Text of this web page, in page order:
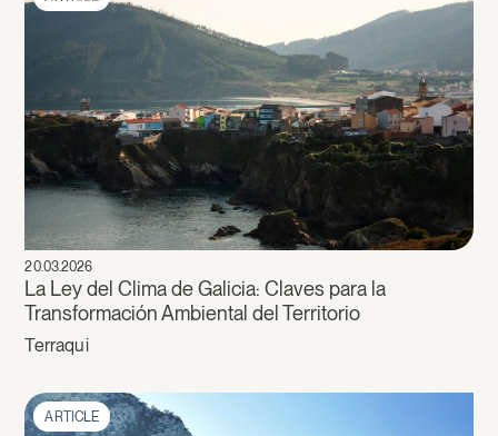
20.03.2026
La Ley del Clima de Galicia: Claves para la
Transformación Ambiental del Territorio
Terraqui
ARTICLE